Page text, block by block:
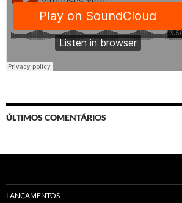
ÚLTIMOS COMENTÁRIOS
LANÇAMENTOS